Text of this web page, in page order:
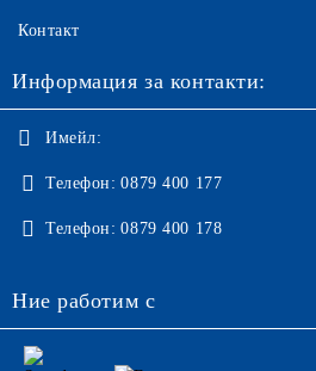
Контакт
Информация за контакти:
Имейл:
Телефон: 0879 400 177
Телефон: 0879 400 178
Ние работим с